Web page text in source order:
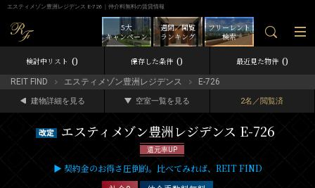
エスティメゾン豊洲レジデンス E-726｜仲介料無料の賃貸情報
フリーレント
検索
週間／閲覧
ランキング
5大
キャンペーン
検討中リスト 0 保存した条件 0 最近見た物件 0
REIT FIND エスティメゾン豊洲レジデンス E-726
建物詳細を見る 空室一覧を見る 2名／閲覧済
エスティメゾン豊洲レジデンス E-726
還元率UP
▶ 契約金のお得さ圧倒的。比べてみれば、REIT FIND